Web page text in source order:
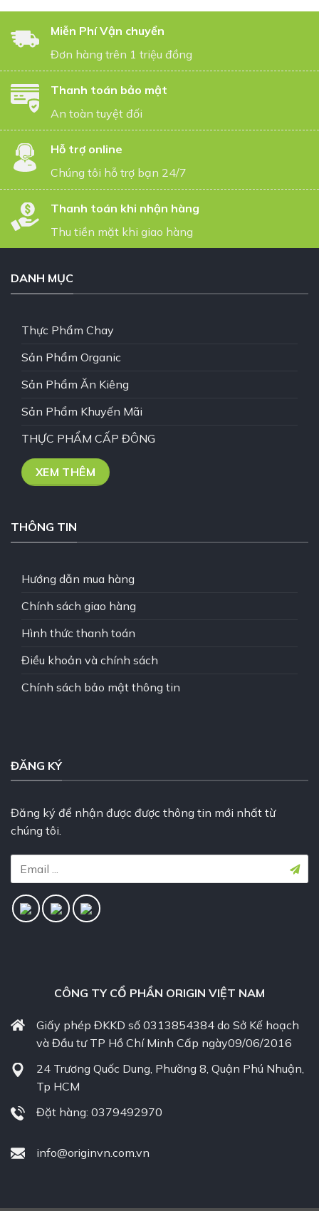
Miễn Phí Vận chuyển
Đơn hàng trên 1 triệu đồng
Thanh toán bảo mật
An toàn tuyệt đối
Hỗ trợ online
Chúng tôi hỗ trợ bạn 24/7
Thanh toán khi nhận hàng
Thu tiền mặt khi giao hàng
DANH MỤC
Thực Phẩm Chay
Sản Phẩm Organic
Sản Phẩm Ăn Kiêng
Sản Phẩm Khuyến Mãi
THỰC PHẨM CẤP ĐÔNG
XEM THÊM
THÔNG TIN
Hướng dẫn mua hàng
Chính sách giao hàng
Hình thức thanh toán
Điều khoản và chính sách
Chính sách bảo mật thông tin
ĐĂNG KÝ
Đăng ký để nhận được được thông tin mới nhất từ
chúng tôi.
CÔNG TY CỔ PHẦN ORIGIN VIỆT NAM
Giấy phép ĐKKD số 0313854384 do Sở Kế hoạch
và Đầu tư TP Hồ Chí Minh Cấp ngày09/06/2016
24 Trương Quốc Dung, Phường 8, Quận Phú Nhuận,
Tp HCM
Đặt hàng: 0379492970
info@originvn.com.vn